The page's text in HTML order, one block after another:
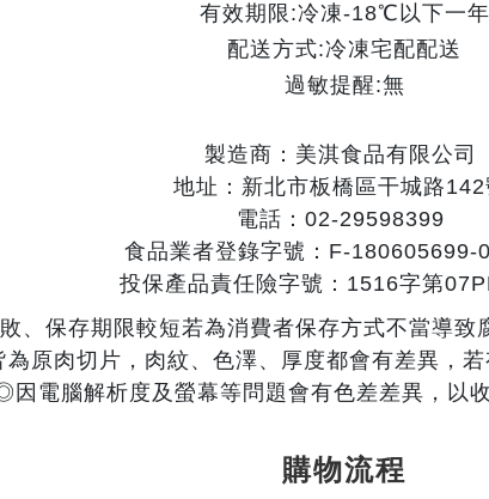
有效期限:冷凍-18℃以下一年
配送方式:冷凍宅配配送
過敏提醒:無
製造商：美淇食品有限公司
地址：新北市板橋區干城路142
電話：02-29598399
食品業者登錄字號：F-180605699-
投保產品責任險字號：1516字第
、保存期限較短若為消費者保存方式不當導致
原肉切片，肉紋、色澤、厚度都會有差異，
因電腦解析度及螢幕等問題會有色差差異，以
購物流程